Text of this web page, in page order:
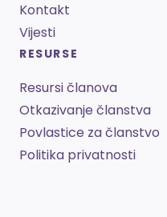
Kontakt
Vijesti
RESURSE
Resursi članova
Otkazivanje članstva
Povlastice za članstvo
Politika privatnosti